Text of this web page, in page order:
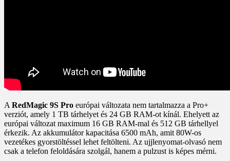
A RedMagic 9S Pro európai változata nem tartalmazza a Pro+
verziót, amely 1 TB tárhelyet és 24 GB RAM-ot kínál. Ehelyett az
európai változat maximum 16 GB RAM-mal és 512 GB tárhellyel
érkezik. Az akkumulátor kapacitása 6500 mAh, amit 80W-os
vezetékes gyorstöltéssel lehet feltölteni. Az ujjlenyomat-olvasó nem
csak a telefon feloldására szolgál, hanem a pulzust is képes mérni.